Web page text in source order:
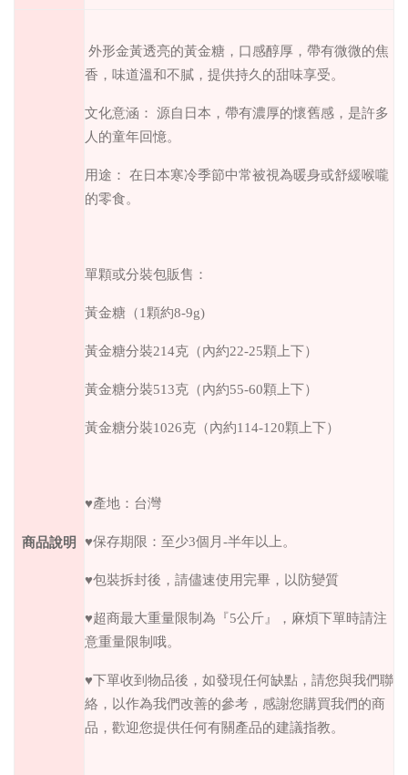
商品說明
外形金黃透亮的黃金糖，口感醇厚，帶有微微的焦
香，味道溫和不膩，提供持久的甜味享受。
文化意涵： 源自日本，帶有濃厚的懷舊感，是許多
人的童年回憶。
用途： 在日本寒冷季節中常被視為暖身或舒緩喉嚨
的零食。
單顆或分裝包販售：
黃金糖（1顆約8-9g)
黃金糖分裝214克（內約22-25顆上下）
黃金糖分裝513克（內約55-60顆上下）
黃金糖分裝1026克（內約114-120顆上下）
♥產地：台灣
♥保存期限：至少3個月-半年以上。
♥包裝拆封後，請儘速使用完畢，以防變質
♥超商最大重量限制為『5公斤』，麻煩下單時請注
意重量限制哦。
♥下單收到物品後，如發現任何缺點，請您與我們聯
絡，以作為我們改善的參考，感謝您購買我們的商
品，歡迎您提供任何有關產品的建議指教。